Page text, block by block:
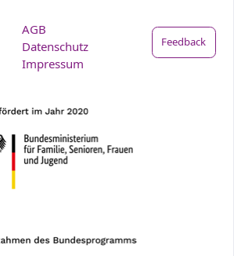
AGB
Datenschutz
Impressum
Feedback